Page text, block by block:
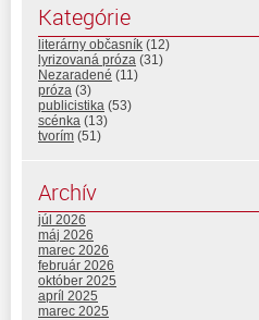
Kategórie
literárny občasník (12)
lyrizovaná próza (31)
Nezaradené (11)
próza (3)
publicistika (53)
scénka (13)
tvorím (51)
Archív
júl 2026
máj 2026
marec 2026
február 2026
október 2025
apríl 2025
marec 2025